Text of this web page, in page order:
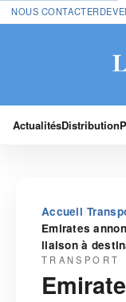
NOUS CONTACTER
ActualitésDistribution
Accueil›
Emirates
liaison à
TRANSPORT